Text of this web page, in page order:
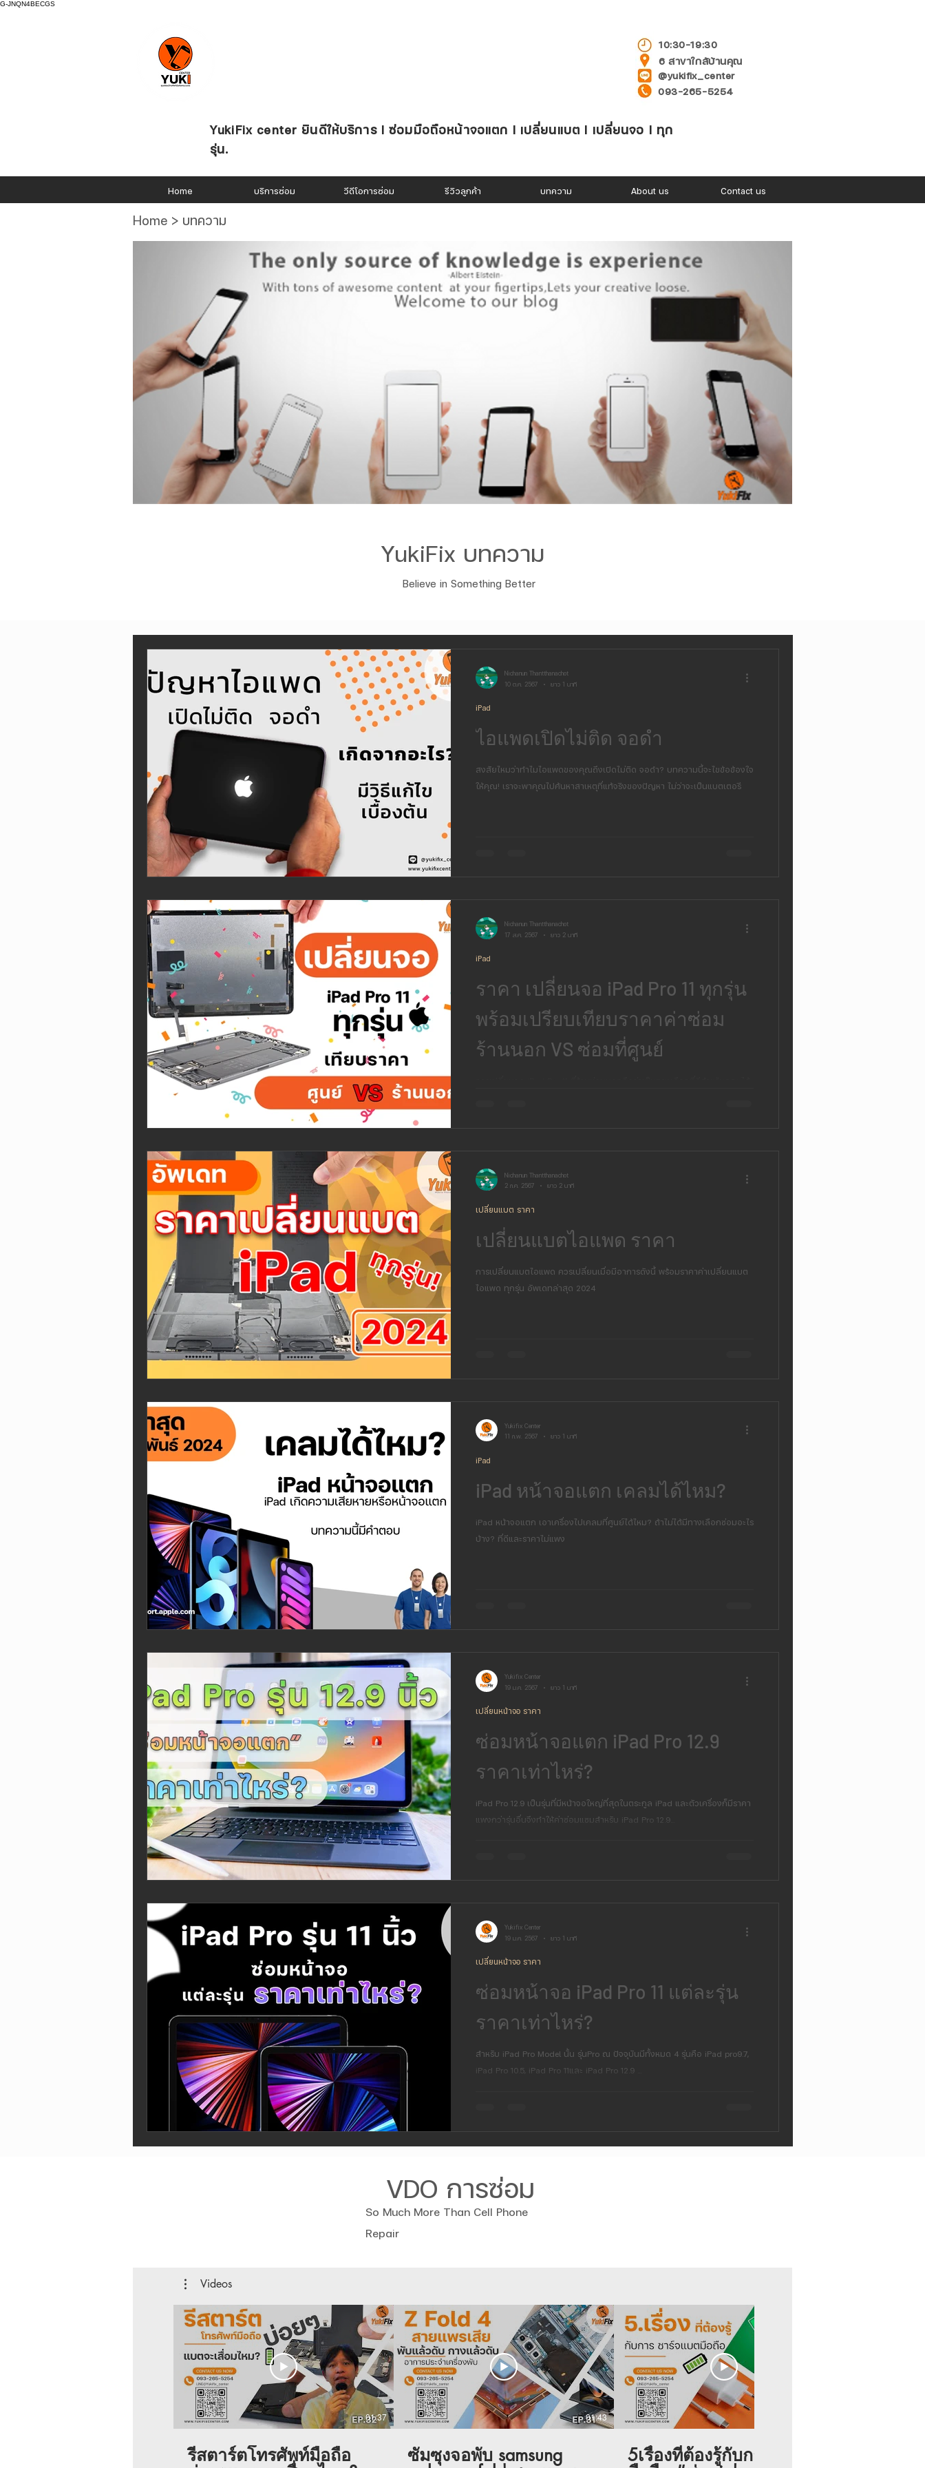
G-JNQN4BECGS
10:30-19:30
6 สาขาใกล้บ้านคุณ
@yukifix_center
093-265-5254
YukiFix center ยินดีให้บริการ l ซ่อมมือถือหน้าจอแตก l เปลี่ยนแบต l เปลี่ยนจอ l ทุก
รุ่น.
Home > บทความ
YukiFix บทความ
Believe in Something Better
ไอแพดเปิดไม่ติด จอดำ
สงสัยไหมว่าทำไมไอแพดของคุณถึงเปิดไม่ติด จอดำ? บทความนี้จะไขข้อข้องใจ
ให้คุณ! เราจะพาคุณไปค้นหาสาเหตุที่แท้จริงของปัญหา ไม่ว่าจะเป็นแบตเตอรี
iPad
Nichanun Thantthanachot
10 ต.ค. 2567
ยาว 1 นาที
ราคา เปลี่ยนจอ iPad Pro 11 ทุกรุ่น
พร้อมเปรียบเทียบราคาค่าซ่อม
ร้านนอก VS ซ่อมที่ศูนย์
iPad
Nichanun Thantthanachot
17 ส.ค. 2567
ยาว 2 นาที
เปลี่ยนแบตไอแพด ราคา
การเปลี่ยนแบตไอแพด ควรเปลี่ยนเมื่อมีอาการดังนี้ พร้อมราคาค่าเปลี่ยนแบต
ไอแพด ทุกรุ่น อัพเดทล่าสุด 2024
เปลี่ยนแบต ราคา
Nichanun Thantthanachot
2 ก.ค. 2567
ยาว 2 นาที
iPad หน้าจอแตก เคลมได้ไหม?
iPad หน้าจอแตก เอาเครื่องไปเคลมที่ศูนย์ได้ไหม? ถ้าไม่ได้มีทางเลือกซ่อมอะไร
บ้าง? ที่ดีและราคาไม่แพง
iPad
Yukifix Center
11 ก.พ. 2567
ยาว 1 นาที
ซ่อมหน้าจอแตก iPad Pro 12.9
ราคาเท่าไหร่?
iPad Pro 12.9 เป็นรุ่นที่มีหน้าจอใหญ่ที่สุดในตระกูล iPad และตัวเครื่องก็มีราคา
แพงกว่ารุ่นอื่นจึงทำให้ค่าซ่อมแซมสำหรับ iPad Pro 12.9...
เปลี่ยนหน้าจอ ราคา
Yukifix Center
19 ม.ค. 2567
ยาว 1 นาที
ซ่อมหน้าจอ iPad Pro 11 แต่ละรุ่น
ราคาเท่าไหร่?
สำหรับ iPad Pro Model นั้น รุ่นPro ณ ปัจจุบันมีทั้งหมด 4 รุ่นคือ iPad pro9.7,
iPad Pro 10.5, iPad Pro 11และ iPad Pro 12.9 ...
เปลี่ยนหน้าจอ ราคา
Yukifix Center
19 ม.ค. 2567
ยาว 1 นาที
VDO การซ่อม
So Much More Than Cell Phone
Repair
Videos
01:37
รีสตาร์ตโทรศัพท์มือถือ
01:43
ซัมซุงจอพับ samsung 5เรื่องที่ต้องรู้กับการชาร์จ
Home บริการซ่อม วีดีโอการซ่อม รีวิวลูกค้า บทความ About us Contact us